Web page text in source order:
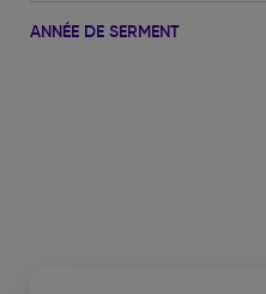
ANNÉE DE SERMENT